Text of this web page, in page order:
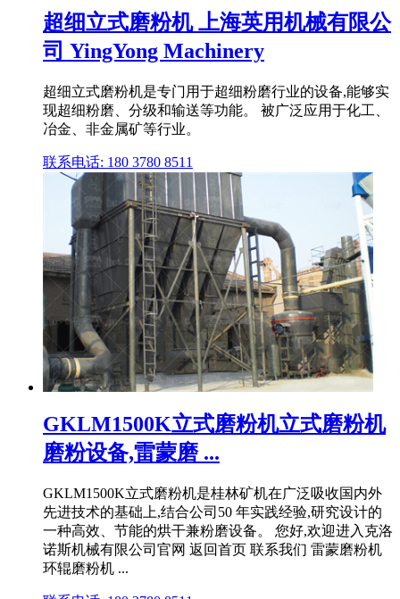
超细立式磨粉机 上海英用机械有限公
司 YingYong Machinery
超细立式磨粉机是专门用于超细粉磨行业的设备,能够实
现超细粉磨、分级和输送等功能。 被广泛应用于化工、
冶金、非金属矿等行业。
联系电话: 180 3780 8511
GKLM1500K立式磨粉机立式磨粉机
磨粉设备,雷蒙磨 ...
GKLM1500K立式磨粉机是桂林矿机在广泛吸收国内外
先进技术的基础上,结合公司50 年实践经验,研究设计的
一种高效、节能的烘干兼粉磨设备。 您好,欢迎进入克洛
诺斯机械有限公司官网 返回首页 联系我们 雷蒙磨粉机
环辊磨粉机 ...